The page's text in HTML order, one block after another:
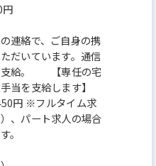
円
連絡で、ご自身の携
だいています。通信
支給。 【専任の宅
当を支給します】
円 ※フルタイム求
、パート求人の場合
。